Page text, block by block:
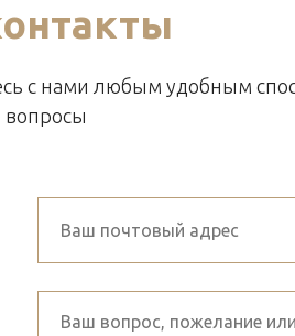
с нами любым удобным
вопросы